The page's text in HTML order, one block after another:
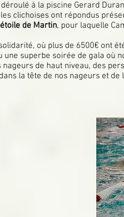
à la piscine Gerard
clichoises ont répondus
de Martin, pour laquelle
où plus de 6500€ ont
une superbe soirée de gala où
de haut niveau, des
la tête de nos nageurs et de